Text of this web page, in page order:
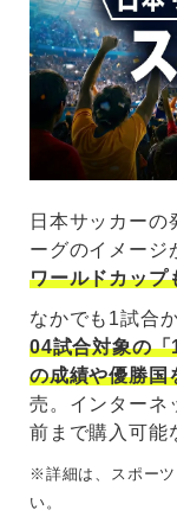
日本サッカーの
ーグのイメージ
ワールドカップ
なかでも1試合
04試合対象の
の成績や優勝国
売。インターネ
前まで購入可能
※詳細は、スポー
い。